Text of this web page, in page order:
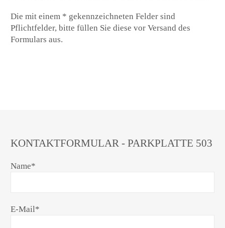
Die mit einem * gekennzeichneten Felder sind
Pflichtfelder, bitte füllen Sie diese vor Versand des
Formulars aus.
KONTAKTFORMULAR - PARKPLATTE 503
Name*
E-Mail*